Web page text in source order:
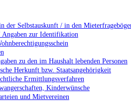
der Selbstauskunft / in den
Angaben zur Identifikation
zu den im Haushalt lebenden Personen
Herkunft bzw. Staatsangehörigkeit
Ermittlungsverfahren
Kinderwünsche
und Mietvereinen